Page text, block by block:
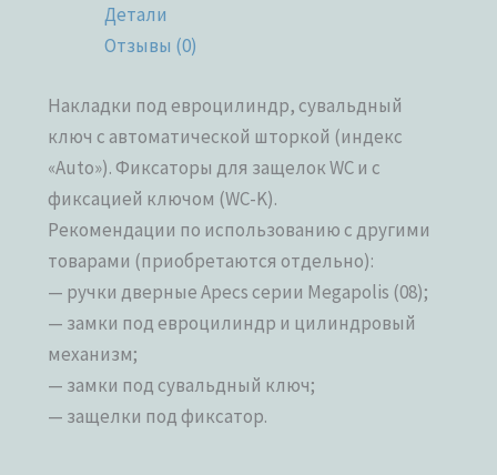
Детали
Отзывы (0)
Накладки под евроцилиндр, сувальдный
ключ с автоматической шторкой (индекс
«Auto»). Фиксаторы для защелок WC и с
фиксацией ключом (WC-K).
Рекомендации по использованию с другими
товарами (приобретаются отдельно):
— ручки дверные Apecs серии Megapolis (08);
— замки под евроцилиндр и цилиндровый
механизм;
— замки под сувальдный ключ;
— защелки под фиксатор.